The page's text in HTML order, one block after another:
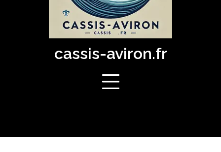
cassis-aviron.fr